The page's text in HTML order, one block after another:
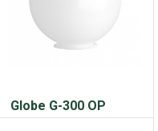
Globe G-300 OP